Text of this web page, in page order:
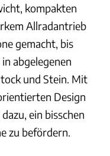
kompakten
Allradantrieb
gemacht, bis
abgelegenen
und Stein. Mit
Design
ein bisschen
zu befördern.